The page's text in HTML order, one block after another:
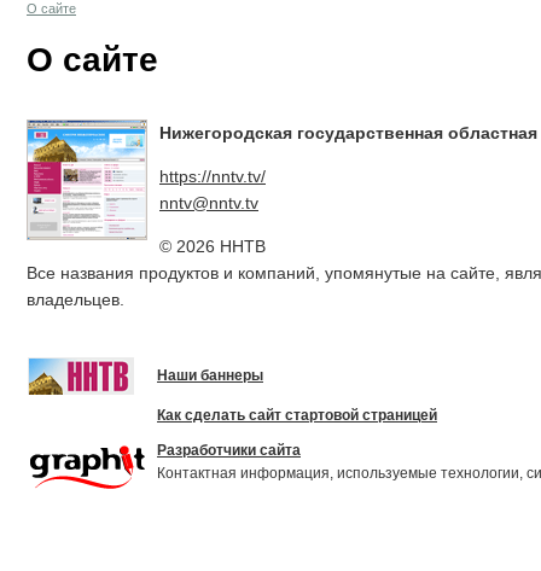
О сайте
О сайте
Нижегородская государственная
https://nntv.tv/
nntv@nntv.tv
© 2026 ННТВ
Все названия продуктов и компаний, упомянутые на сайте,
владельцев.
Наши баннеры
Как сделать сайт стартовой страницей
Разработчики сайта
Контактная информация, используемые технологии,